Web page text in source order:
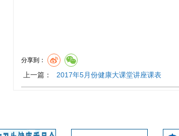
分享到：
上一篇： 2017年5月份健康大课堂讲座课表